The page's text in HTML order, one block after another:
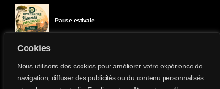
Cookies
Nous utilisons des cookies pour améliorer votre expérience de
navigation, diffuser des publicités ou du contenu personnalisés
Pause estivale